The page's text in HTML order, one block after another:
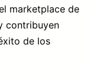
marketplace de
contribuyen
de los